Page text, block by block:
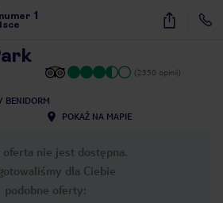
numer 1 16
(2350 opinii)
BENIDORM
POKAŻ NA MAPIE
oferta nie jest dostępna.
dla Ciebie
podobne oferty: